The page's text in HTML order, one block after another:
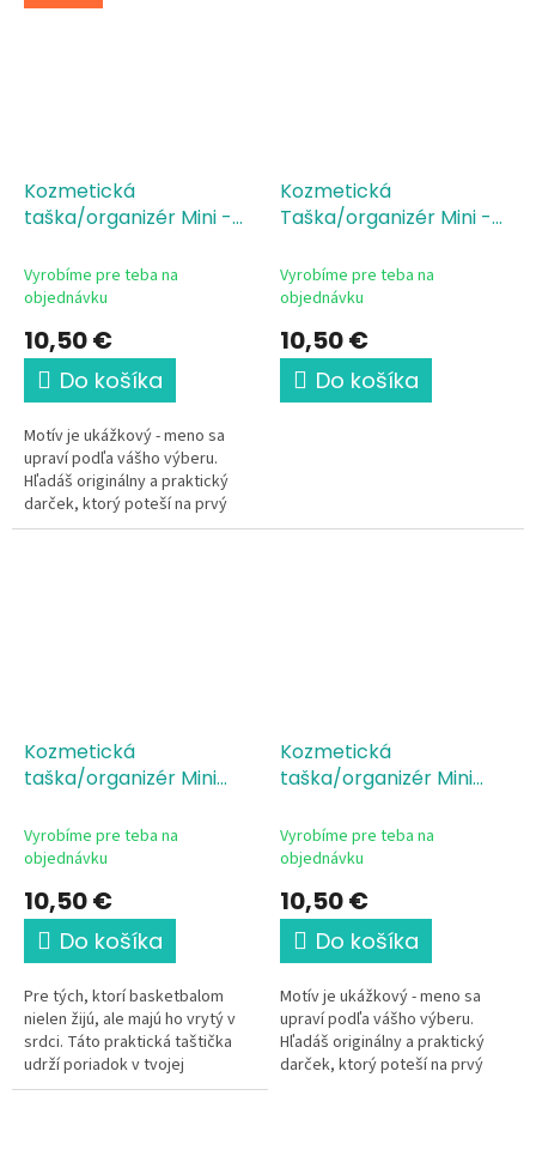
Kozmetická
taška/organizér Mini -
Vyrobíme pre teba na
objednávku
10,50 €
Do košíka
Motív je ukážkový - meno sa
upraví podľa vášho výberu.
Hľadáš originálny a praktický
darček, ktorý poteší na prvý
pohľad? Táto elegantná
Kozmetická
Taška/organizér Mini -
Vyrobíme pre teba na
objednávku
10,50 €
Do košíka
Kozmetická
taška/organizér Mini
fanúšik (fan by heart)
Vyrobíme pre teba na
objednávku
10,50 €
Do košíka
Pre tých, ktorí basketbalom
nielen žijú, ale majú ho vrytý v
srdci. Táto praktická taštička
udrží poriadok v tvojej
kozmetike na každom tréningu
Kozmetická
taška/organizér Mini
Vyrobíme pre teba na
objednávku
10,50 €
Do košíka
Motív je ukážkový - meno sa
upraví podľa vášho výberu.
Hľadáš originálny a praktický
darček, ktorý poteší na prvý